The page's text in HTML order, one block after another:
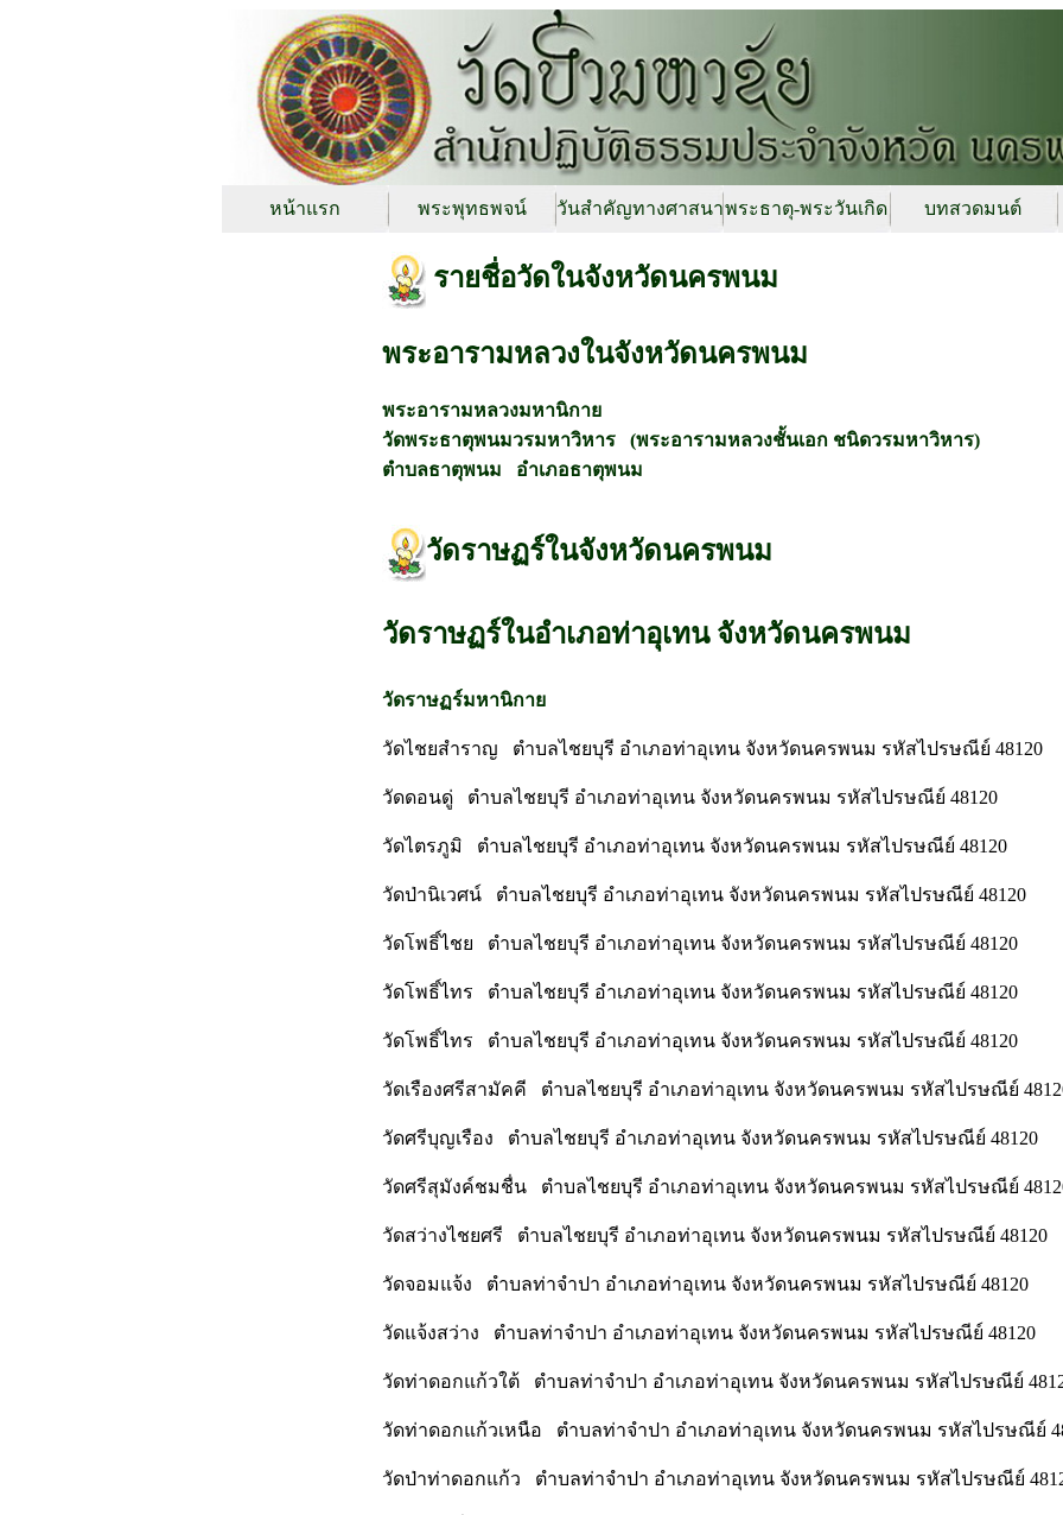
หน้าแรก พระพุทธพจน์ วันสำคัญทางศาสนาพระธาตุ-พระวันเกิด บทสวดมนต์
รายชื่อวัดในจังหวัดนครพนม
พระอารามหลวงในจังหวัดนครพนม
พระอารามหลวงมหานิกาย
วัดพระธาตุพนมวรมหาวิหาร (พระอารามหลวงชั้นเอก ชนิดวรมหาวิหาร)
ตำบลธาตุพนม อำเภอธาตุพนม
วัดราษฏร์ในจังหวัดนครพนม
วัดราษฏร์ในอำเภอท่าอุเทน จังหวัดนครพนม
วัดราษฏร์มหานิกาย
วัดไชยสำราญ ตำบลไชยบุรี อำเภอท่าอุเทน จังหวัดนครพนม รหัสไปรษณีย์ 48120
วัดดอนดู่ ตำบลไชยบุรี อำเภอท่าอุเทน จังหวัดนครพนม รหัสไปรษณีย์ 48120
วัดไตรภูมิ ตำบลไชยบุรี อำเภอท่าอุเทน จังหวัดนครพนม รหัสไปรษณีย์ 48120
วัดป่านิเวศน์ ตำบลไชยบุรี อำเภอท่าอุเทน จังหวัดนครพนม รหัสไปรษณีย์ 48120
วัดโพธิ์ไชย ตำบลไชยบุรี อำเภอท่าอุเทน จังหวัดนครพนม รหัสไปรษณีย์ 48120
วัดโพธิ์ไทร ตำบลไชยบุรี อำเภอท่าอุเทน จังหวัดนครพนม รหัสไปรษณีย์ 48120
วัดโพธิ์ไทร ตำบลไชยบุรี อำเภอท่าอุเทน จังหวัดนครพนม รหัสไปรษณีย์ 48120
วัดเรืองศรีสามัคคี ตำบลไชยบุรี อำเภอท่าอุเทน จังหวัดนครพนม รหัสไปรษณีย์
วัดศรีบุญเรือง ตำบลไชยบุรี อำเภอท่าอุเทน จังหวัดนครพนม รหัสไปรษณีย์ 48120
วัดศรีสุมังค์ชมชื่น ตำบลไชยบุรี อำเภอท่าอุเทน จังหวัดนครพนม รหัสไปรษณีย์
วัดสว่างไชยศรี ตำบลไชยบุรี อำเภอท่าอุเทน จังหวัดนครพนม รหัสไปรษณีย์ 48120
วัดจอมแจ้ง ตำบลท่าจำปา อำเภอท่าอุเทน จังหวัดนครพนม รหัสไปรษณีย์ 48120
วัดแจ้งสว่าง ตำบลท่าจำปา อำเภอท่าอุเทน จังหวัดนครพนม รหัสไปรษณีย์ 48120
วัดท่าดอกแก้วใต้ ตำบลท่าจำปา อำเภอท่าอุเทน จังหวัดนครพนม รหัสไปรษณีย์
วัดท่าดอกแก้วเหนือ ตำบลท่าจำปา อำเภอท่าอุเทน จังหวัดนครพนม รหัสไปรษณีย์
วัดป่าท่าดอกแก้ว ตำบลท่าจำปา อำเภอท่าอุเทน จังหวัดนครพนม รหัสไปรษณีย์